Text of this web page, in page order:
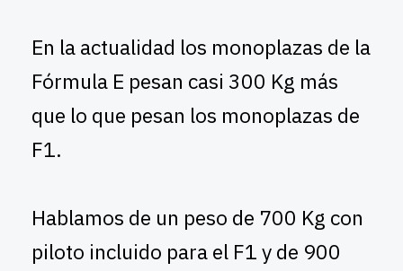
En la actualidad los monoplazas de la
Fórmula E pesan casi 300 Kg más
que lo que pesan los monoplazas de
F1.
Hablamos de un peso de 700 Kg con
piloto incluido para el F1 y de 900